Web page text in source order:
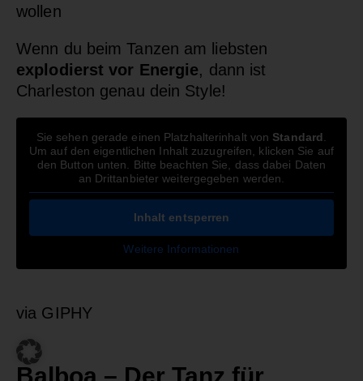
wollen
Wenn du beim Tanzen am liebsten
explodierst vor Energie, dann ist
Charleston genau dein Style!
Sie sehen gerade einen Platzhalterinhalt von Standard
Um auf den eigentlichen Inhalt zuzugreifen, klicken Sie auf
den Button unten. Bitte beachten Sie, dass dabei Daten
an Drittanbieter weitergegeben werden.
Inhalt entsperren
Weitere Informationen
via GIPHY